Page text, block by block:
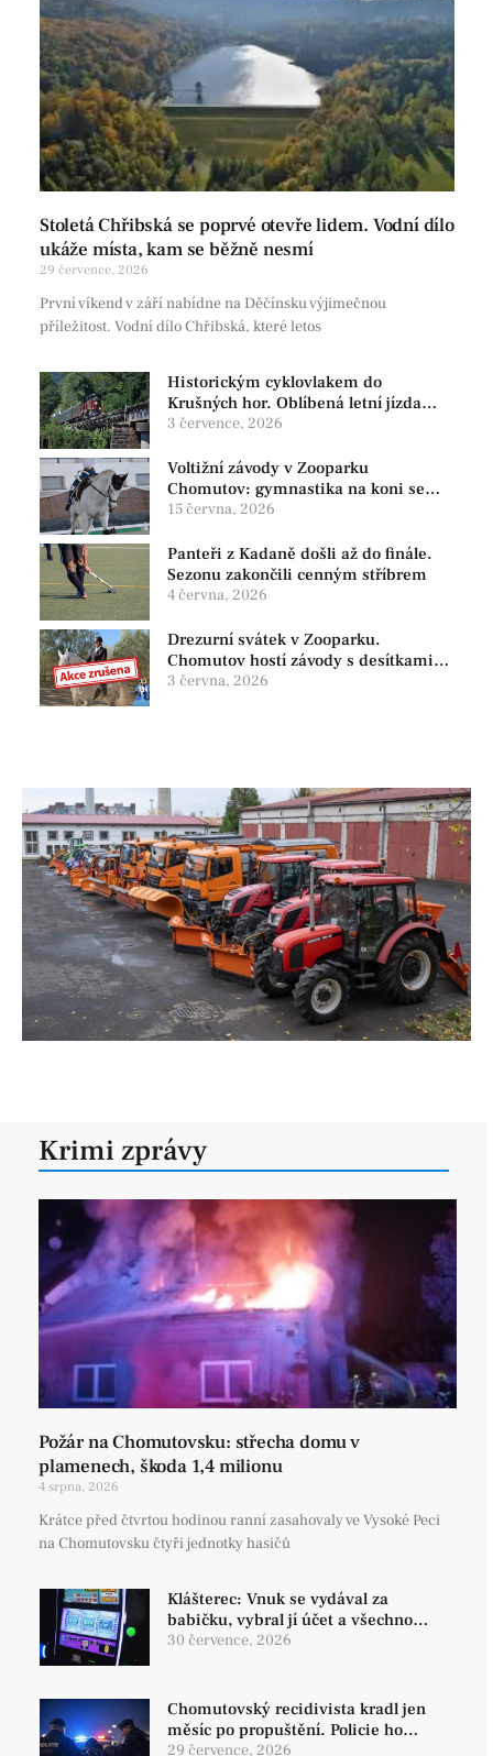
Stoletá Chřibská se poprvé otevře lidem. Vodní dílo
ukáže místa, kam se běžně nesmí
29 července, 2026
První víkend v září nabídne na Děčínsku výjimečnou
příležitost. Vodní dílo Chřibská, které letos
Historickým cyklovlakem do
Krušných hor. Oblíbená letní jízda
startuje už po čtrnácté
3 července, 2026
Voltižní závody v Zooparku
Chomutov: gymnastika na koni se
vrací do jízdárny
15 června, 2026
Panteři z Kadaně došli až do finále.
Sezonu zakončili cenným stříbrem
4 června, 2026
Drezurní svátek v Zooparku.
Chomutov hostí závody s desítkami
koní i mladými talenty
3 června, 2026
Krimi zprávy
Požár na Chomutovsku: střecha domu v
plamenech, škoda 1,4 milionu
4 srpna, 2026
Krátce před čtvrtou hodinou ranní zasahovaly ve Vysoké Peci
na Chomutovsku čtyři jednotky hasičů
Klášterec: Vnuk se vydával za
babičku, vybral jí účet a všechno
prohrál v hazardu
30 července, 2026
Chomutovský recidivista kradl jen
měsíc po propuštění. Policie ho
dopadla během pár minut!
29 července, 2026